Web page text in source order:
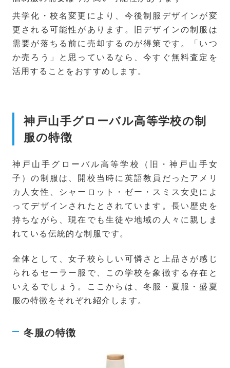
共学化・校名変更により、今後制服デザインが変
更される可能性があります。旧デザインの制服は
需要が落ちる前に売却するのが得策です。「いつ
か売ろう」と思っているなら、今すぐ無料査定を
活用することをおすすめします。
神戸山手グローバル高等学校の制
服の特徴
神戸山手グローバル高等学校（旧・神戸山手女
子）の制服は、開校当時に英語教員だったアメリ
カ人女性、シャーロット・ゼー・スミス女史によ
ってデザインされたとされています。長い歴史を
持ちながら、現在でも生徒や地域の人々に親しま
れている伝統的な制服です。
全体として、女子校らしい可憐さと上品さが感じ
られるセーラー服で、この学校を象徴する存在と
いえるでしょう。ここからは、冬服・夏服・盛夏
服の特徴をそれぞれ紹介します。
冬服の特徴